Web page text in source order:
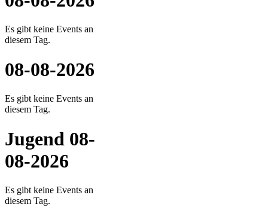
Es gibt keine Events an
diesem Tag.
08-08-2026
Es gibt keine Events an
diesem Tag.
Jugend 08-
08-2026
Es gibt keine Events an
diesem Tag.